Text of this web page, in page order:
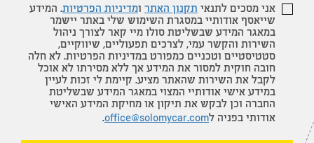
אני מסכים לתנאי תקנון האתר ומדיניות הפרטיות. המידע
שייאסף אודותיי במסגרת השימוש שלי באתר יישמר
במאגר המידע שבשליטת סולו מיי קאר לצורך ניהול
השירות והקשר עמי, לצרכים תפעוליים, שיווקיים,
סטטיסטיים וטכניים כמפורט במדיניות הפרטיות. לא חלה
חובה חוקית למסור את המידע אך ללא מסירתו לא אוכל
לקבל את השירות שהאתר מציע. קיימת לי זכות לעיין
במידע אישי אודותיי המצוי במאגר המידע שבשליטת
החברה וכן לבקש את תיקון או מחיקת המידע האישי
אודותי בפניה לoffice@solomycar.com
.